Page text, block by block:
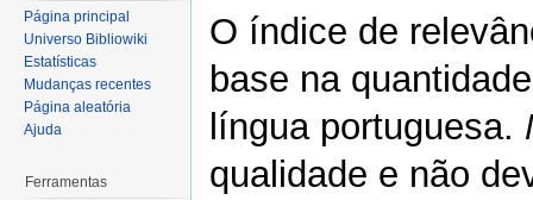
O índice de
base na
língua portuguesa.
qualidade e não
Página principal
Universo Bibliowiki
Estatísticas
Mudanças recentes
Página aleatória
Ajuda
Ferramentas